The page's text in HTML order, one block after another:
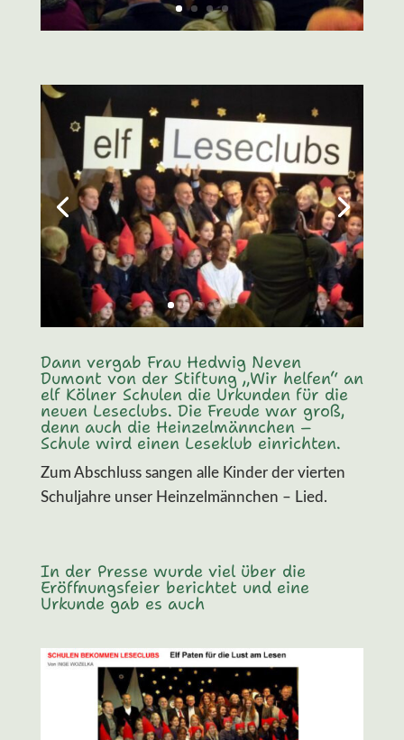
Dann vergab Frau Hedwig Neven
Dumont von der Stiftung „Wir helfen“ an
elf Kölner Schulen die Urkunden für die
neuen Leseclubs. Die Freude war groß,
denn auch die Heinzelmännchen –
Schule wird einen Leseklub einrichten.
Zum Abschluss sangen alle Kinder der vierten
Schuljahre unser Heinzelmännchen – Lied.
In der Presse wurde viel über die
Eröffnungsfeier berichtet und eine
Urkunde gab es auch